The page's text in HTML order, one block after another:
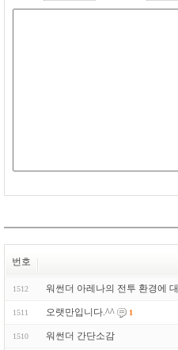
번호
1512 워썬더 아레나의 전투 환경에
1511 오랫만입니다.^^ 1
1510 워썬더 간단소감